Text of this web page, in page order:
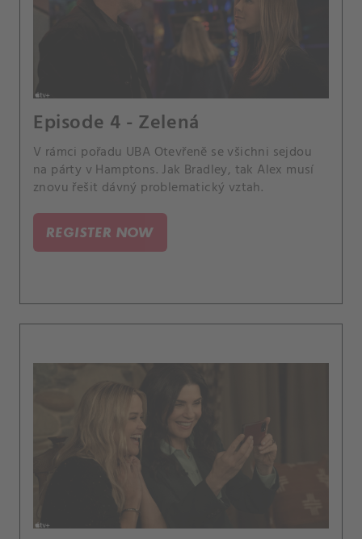
Episode 4 - Zelená
V rámci pořadu UBA Otevřeně se všichni sejdou
na párty v Hamptons. Jak Bradley, tak Alex musí
znovu řešit dávný problematický vztah.
REGISTER NOW